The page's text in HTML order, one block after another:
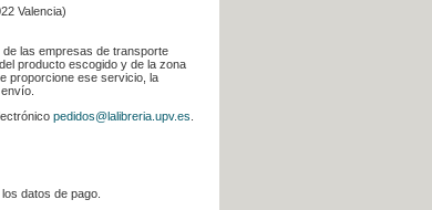
Valencia)
las empresas de transporte
producto escogido y de la zona
proporcione ese servicio, la
pedidos@lalibreria.upv.es
datos de pago.